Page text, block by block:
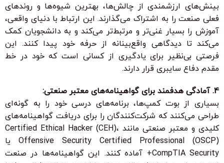
بینش‌های ارزشمندی از چالش‌ها، بهترین شیوه‌ها و روندهای
فعلی صنعت را به اشتراک می‌گذارند. این ارتباط با دنیای واقعی،
آموزش را بسیار غنی‌تر و مرتبط‌تر می‌کند و به دانشجویان کمک
می‌کند تا دیدگاهی واقع‌بینانه از حرفه خود پیدا کنند. این
فرصتی بی‌نظیر برای یادگیری از کسانی است که خود در خط
مقدم دفاع سایبری قرار دارند.
4. آمادگی هدفمند برای گواهینامه‌های معتبر صنعتی:
بسیاری از بوت کمپ‌ها، برنامه‌های درسی خود را به گونه‌ای
طراحی می‌کنند که شرکت‌کنندگان را برای دریافت گواهینامه‌های
کلیدی و معتبر صنعتی مانند Certified Ethical Hacker (CEH)،
Offensive Security Certified Professional (OSCP) یا
CompTIA Security+ آماده کنند. این گواهینامه‌ها در صنعت